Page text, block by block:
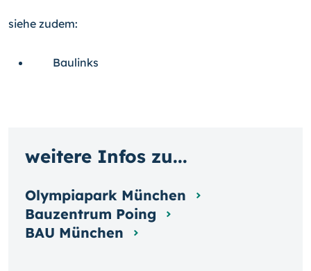
siehe zudem:
Baulinks
weitere Infos zu...
Olympiapark München
Bauzentrum Poing
BAU München